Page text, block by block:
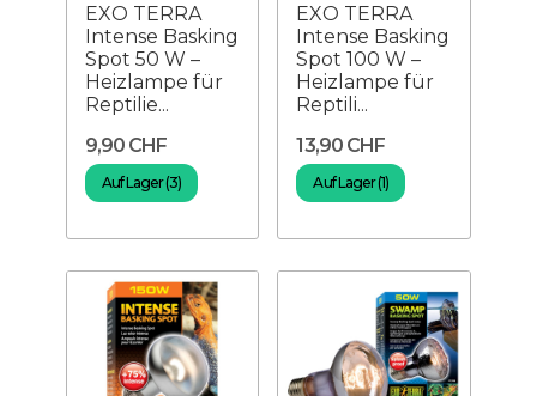
EXO TERRA
Intense Basking
Spot 50 W –
Heizlampe für
Reptilie...
9,90 CHF
Auf Lager (3)
EXO TERRA
Intense Basking
Spot 100 W –
Heizlampe für
Reptili...
13,90 CHF
Auf Lager (1)